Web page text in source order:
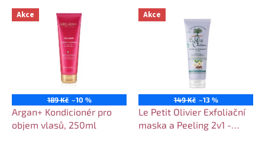
V Akce
189 Kč –10 %
Argan+ Kondicionér pro
objem vlasů, 250ml
Akce
149 Kč –13 %
Le Petit Olivier Exfoliační
maska a Peeling 2v1 -